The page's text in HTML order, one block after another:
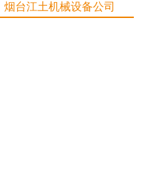
烟台江土机械设备公司